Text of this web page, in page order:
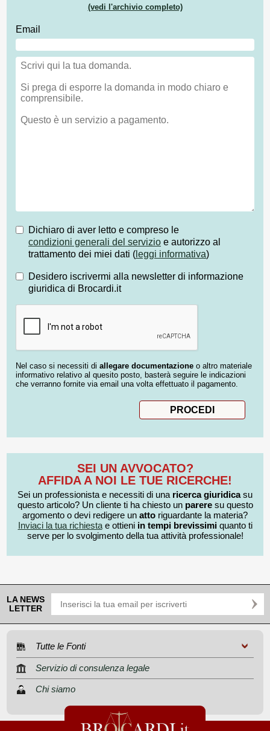
(vedi l'archivio completo)
Email
Dichiaro di aver letto e compreso le
condizioni generali del servizio e autorizzo al
trattamento dei miei dati ( leggi informativa)
Desidero iscrivermi alla newsletter di informazione
giuridica di Brocardi.it
Nel caso si necessiti di allegare documentazione o altro materiale
informativo relativo al quesito posto, basterà seguire le indicazioni
che verranno fornite via email una volta effettuato il pagamento.
SEI UN AVVOCATO?
AFFIDA A NOI LE TUE RICERCHE!
Sei un professionista e necessiti di una ricerca giuridicasu
questo articolo? Un cliente ti ha chiesto un pareresu questo
argomento o devi redigere un atto riguardante la materia?
Inviaci la tua richiestae ottieni in tempi brevissimiquanto ti
serve per lo svolgimento della tua attività professionale!
LA NEWS
LETTER
Tutte le Fonti
Servizio di consulenza legale
Chi siamo